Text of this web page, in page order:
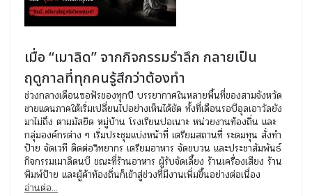
เมื่อ “เมาลิด” จากกิจกรรมรำลึก กลายเป็น
ฤดูกาลที่ทุกคนรู้สึกว่าต้องทำ
ช่วงกลางเดือนซอฟัรของทุกปี บรรยากาศในหลายพื้นที่ของสามจังหวัด
ชายแดนภาคใต้เริ่มเปลี่ยนไปอย่างเห็นได้ชัด ทั้งที่เดือนรอบีอุลเอาวัลยัง
มาไม่ถึง ตามมัสยิด หมู่บ้าน โรงเรียนปอเนาะ หน่วยงานท้องถิ่น และ
กลุ่มองค์กรต่าง ๆ เริ่มประชุมแบ่งหน้าที่ เตรียมสถานที่ ระดมทุน สั่งทำ
ป้าย จัดเวที ติดต่อวิทยากร เตรียมอาหาร จัดขบวน และประชาสัมพันธ์
กิจกรรมเมาลิดนบี ขณะที่ร้านอาหาร ผู้รับจัดเลี้ยง ร้านเครื่องเสียง ร้าน
พิมพ์ป้าย และผู้ค้าท้องถิ่นก็เข้าสู่ช่วงที่มีงานเพิ่มขึ้นอย่างต่อเนื่อง
อ่านต่อ...